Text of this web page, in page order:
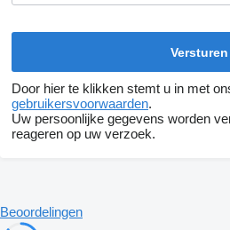
Door hier te klikken stemt u in met
gebruikersvoorwaarden.
Uw persoonlijke gegevens worden
reageren op uw verzoek.
Beoordelingen